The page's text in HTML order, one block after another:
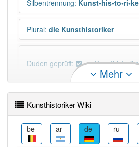
Silbentrennung:
Plural: die Kunsthistoriker
Duden geprüft:
Wörter, die mit "-ker" enden,
Artikel:der.
Mehr
Kunsthistoriker Wiki
be ar de ru